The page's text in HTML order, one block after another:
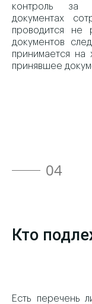
контроль за
документах
проводится
документов
принимается на
принявшее
04
Кто
Есть перечень